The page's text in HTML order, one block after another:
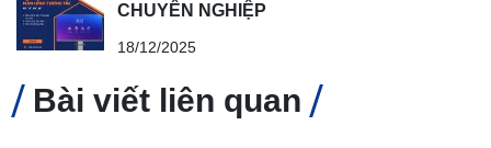
CHUYÊN NGHIỆP
18/12/2025
Bài viết liên quan